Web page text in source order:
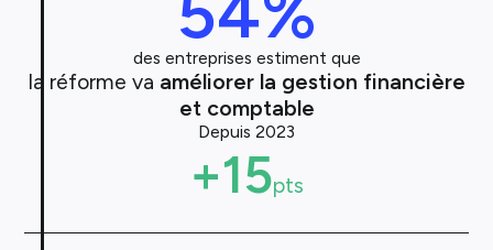
des entreprises estiment que
la réforme va améliorer la gestion financière
et comptable
Depuis 2023
+15pts